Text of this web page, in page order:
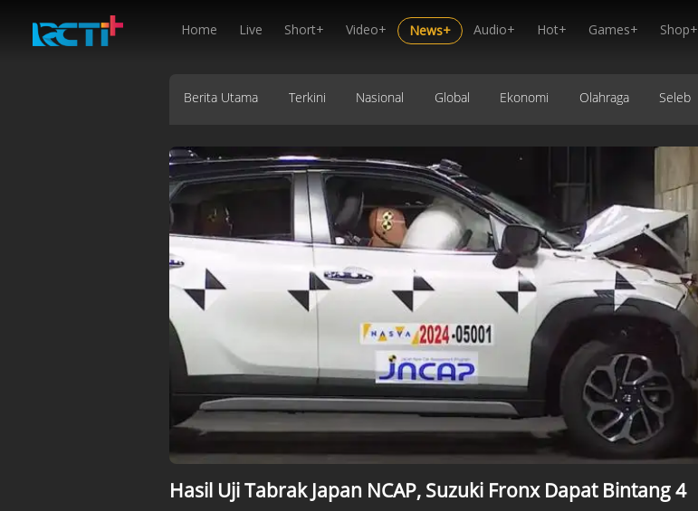
Home Live Short+ Video+ News+ Audio+ Hot+ Games+ Shop+
Berita Utama Terkini Nasional Global Ekonomi Olahraga Seleb
Hasil Uji Tabrak Japan NCAP, Suzuki Fronx Dapat Bintang 4